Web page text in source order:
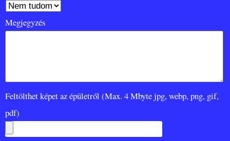
Megjegyzés
Feltölthet képet az épületről (Max. 4 Mbyte jpg, webp, png, gif,
pdf)